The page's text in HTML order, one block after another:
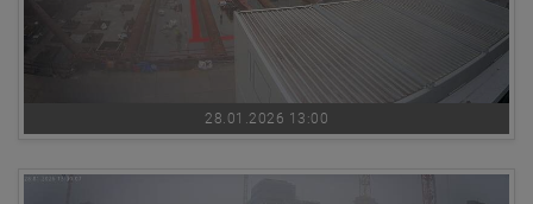
28.01.2026 13:00